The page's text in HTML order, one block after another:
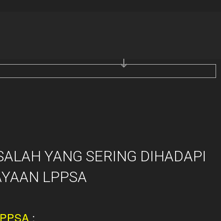
AWAM
YANG SERING DIHADAPI
LPPSA
: